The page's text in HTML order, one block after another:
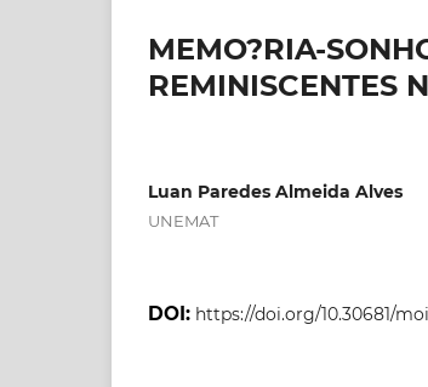
MEMO?RIA-
REMINISCENTES
Luan Paredes Almeida Alves
UNEMAT
DOI: https://doi.org/10.30681/